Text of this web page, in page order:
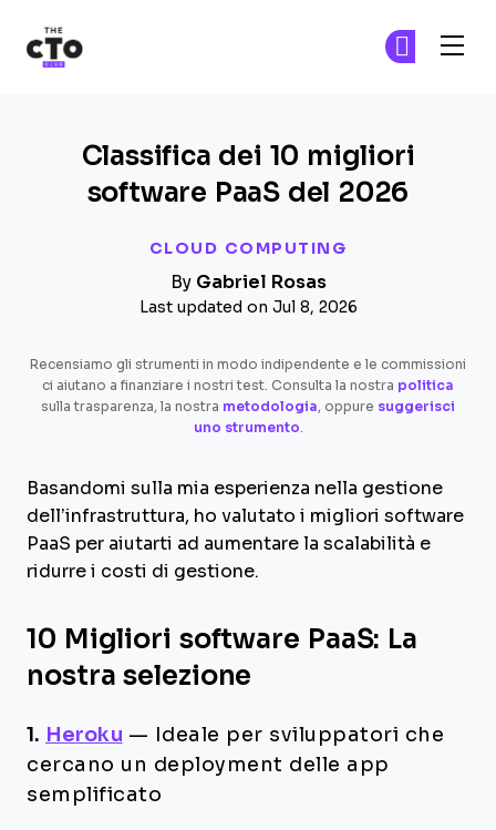
CLOUD COMPUTING
Classifica dei 10 migliori
software PaaS del 2026
By Gabriel Rosas
Last updated on Jul 8, 2026
Recensiamo gli strumenti in modo indipendente e le commissioni
ci aiutano a finanziare i nostri test. Consulta la nostra politica
sulla trasparenza, la nostra metodologia, oppure suggerisci
uno strumento.
Basandomi sulla mia esperienza nella gestione
dell’infrastruttura, ho valutato i migliori software
PaaS per aiutarti ad aumentare la scalabilità e
ridurre i costi di gestione.
10 Migliori software PaaS: La
nostra selezione
1. Heroku —
Ideale per sviluppatori che
cercano un deployment delle app
semplificato